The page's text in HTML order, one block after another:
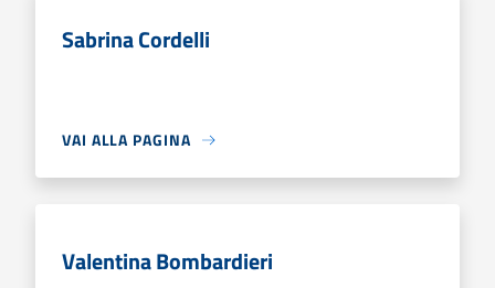
Sabrina Cordelli
VAI ALLA PAGINA
Valentina Bombardieri